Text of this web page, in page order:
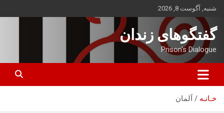
بروید
شنبه, آگوست 8, 2026
گفتگوهای زندان
Prison's Dialogue
خـانـه آلمان